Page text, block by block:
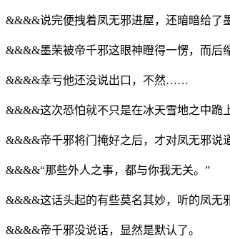
&&&&说完便拽着凤无邪进屋，还暗暗给了
&&&&墨荣被帝千邪这眼神瞪得一愣，而后
&&&&幸亏他还没说出口，不然……
&&&&这次恐怕就不只是在冰天雪地之中
&&&&帝千邪将门掩好之后，才对凤无邪说
&&&&“那些外人之事，都与你我无关。”
&&&&这话头起的有些莫名其妙，听的凤无
&&&&帝千邪没说话，显然是默认了。